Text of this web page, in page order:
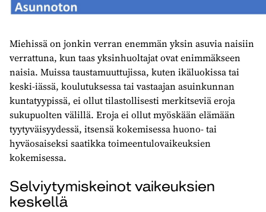
Miehissä on jonkin verran enemmän yksin asuvia naisiin
verrattuna, kun taas yksinhuoltajat ovat enimmäkseen
naisia. Muissa taustamuuttujissa, kuten ikäluokissa tai
keski-iässä, koulutuksessa tai vastaajan asuinkunnan
kuntatyypissä, ei ollut tilastollisesti merkitseviä eroja
sukupuolten välillä. Eroja ei ollut myöskään elämään
tyytyväisyydessä, itsensä kokemisessa huono- tai
hyväosaiseksi saatikka toimeentulovaikeuksien
kokemisessa.
Selviytymiskeinot vaikeuksien
keskellä